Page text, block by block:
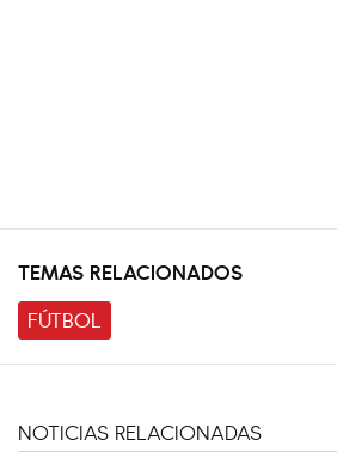
TEMAS RELACIONADOS
FÚTBOL
NOTICIAS RELACIONADAS